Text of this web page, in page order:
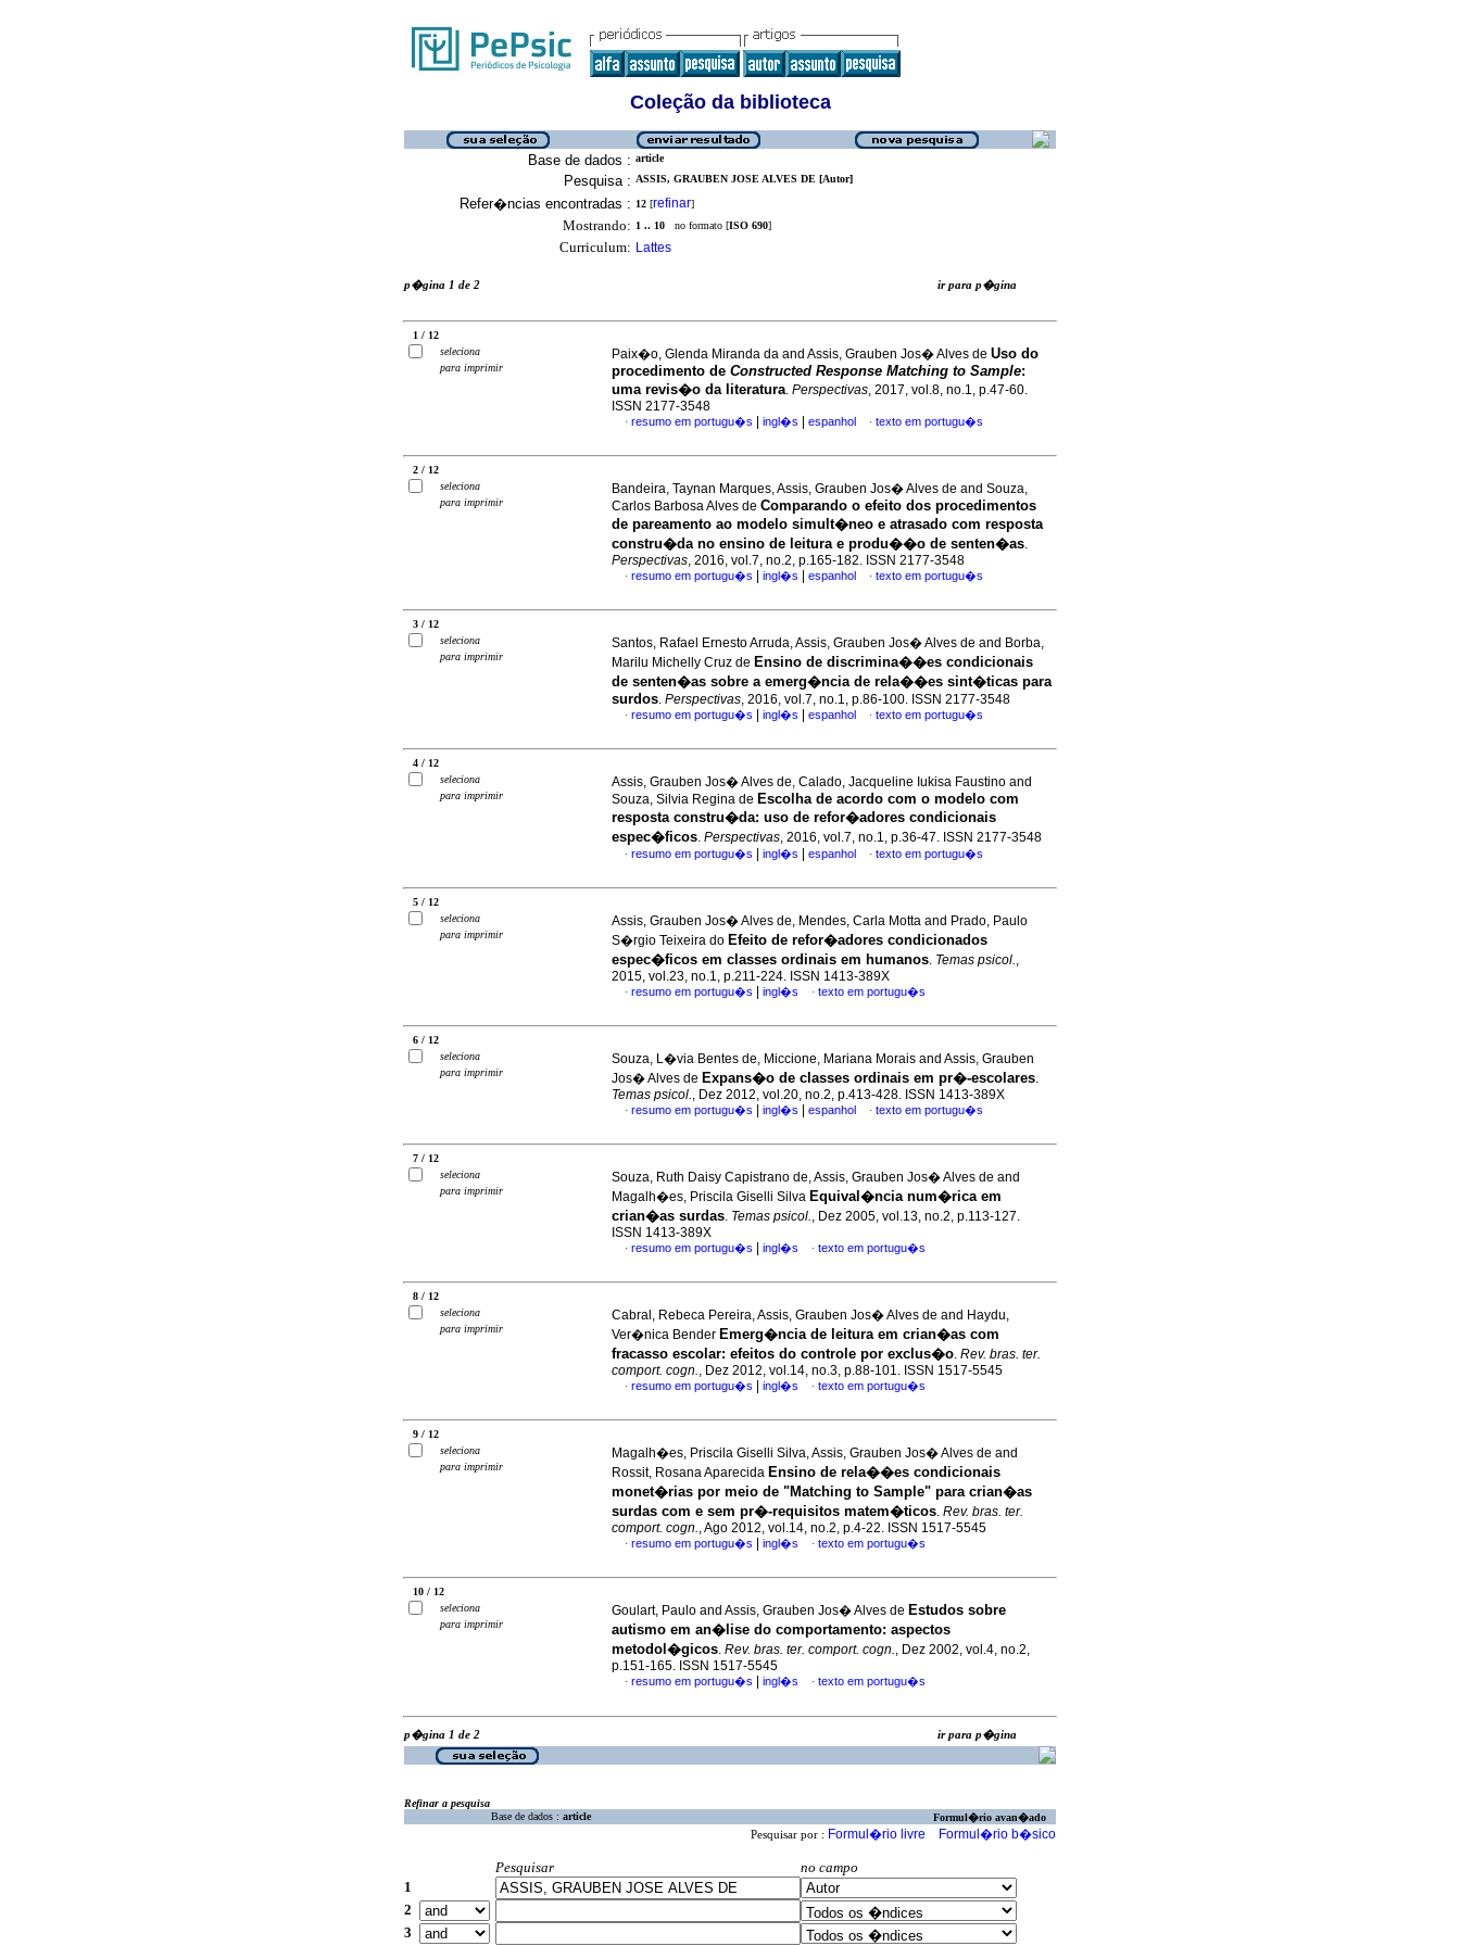
Coleção da biblioteca
Base de dados : article
Pesquisa : ASSIS, GRAUBEN JOSE ALVES DE [Autor]
Refer�ncias encontradas : 12 [refinar]
Mostrando: 1 .. 10 no formato [ISO 690]
Curriculum: Lattes
p�gina 1 de 2 ir para p�gina
1 / 12
seleciona
para imprimir
Paix�o, Glenda Miranda da and Assis, Grauben Jos� Alves de Uso do
procedimento de Constructed Response Matching to Sample:
uma revis�o da literatura. Perspectivas, 2017, vol.8, no.1, p.47-60.
ISSN 2177-3548
· resumo em portugu�s ingl�s espanhol · texto em portugu�s
2 / 12
seleciona
para imprimir
Bandeira, Taynan Marques, Assis, Grauben Jos� Alves de and Souza,
Carlos Barbosa Alves de Comparando o efeito dos procedimentos
de pareamento ao modelo simult�neo e atrasado com resposta
constru�da no ensino de leitura e produ��o de senten�as.
Perspectivas, 2016, vol.7, no.2, p.165-182. ISSN 2177-3548
· resumo em portugu�s ingl�s espanhol · texto em portugu�s
3 / 12
seleciona
para imprimir
Santos, Rafael Ernesto Arruda, Assis, Grauben Jos� Alves de and Borba,
Marilu Michelly Cruz de Ensino de discrimina��es condicionais
de senten�as sobre a emerg�ncia de rela��es sint�ticas para
surdos. Perspectivas, 2016, vol.7, no.1, p.86-100. ISSN 2177-3548
· resumo em portugu�s ingl�s espanhol · texto em portugu�s
4 / 12
seleciona
para imprimir
Assis, Grauben Jos� Alves de, Calado, Jacqueline Iukisa Faustino and
Souza, Silvia Regina de Escolha de acordo com o modelo com
resposta constru�da: uso de refor�adores condicionais
espec�ficos. Perspectivas, 2016, vol.7, no.1, p.36-47. ISSN 2177-3548
· resumo em portugu�s ingl�s espanhol · texto em portugu�s
5 / 12
seleciona
para imprimir
Assis, Grauben Jos� Alves de, Mendes, Carla Motta and Prado, Paulo
S�rgio Teixeira do Efeito de refor�adores condicionados
espec�ficos em classes ordinais em humanos. Temas psicol.,
2015, vol.23, no.1, p.211-224. ISSN 1413-389X
· resumo em portugu�s ingl�s · texto em portugu�s
6 / 12
seleciona
para imprimir
Souza, L�via Bentes de, Miccione, Mariana Morais and Assis, Grauben
Jos� Alves de Expans�o de classes ordinais em pr�-escolares.
Temas psicol., Dez 2012, vol.20, no.2, p.413-428. ISSN 1413-389X
· resumo em portugu�s ingl�s espanhol · texto em portugu�s
7 / 12
seleciona
para imprimir
Souza, Ruth Daisy Capistrano de, Assis, Grauben Jos� Alves de and
Magalh�es, Priscila Giselli Silva Equival�ncia num�rica em
crian�as surdas. Temas psicol., Dez 2005, vol.13, no.2, p.113-127.
ISSN 1413-389X
· resumo em portugu�s ingl�s · texto em portugu�s
8 / 12
seleciona
para imprimir
Cabral, Rebeca Pereira, Assis, Grauben Jos� Alves de and Haydu,
Ver�nica Bender Emerg�ncia de leitura em crian�as com
fracasso escolar: efeitos do controle por exclus�o. Rev. bras. ter.
comport. cogn., Dez 2012, vol.14, no.3, p.88-101. ISSN 1517-5545
· resumo em portugu�s ingl�s · texto em portugu�s
9 / 12
seleciona
para imprimir
Magalh�es, Priscila Giselli Silva, Assis, Grauben Jos� Alves de and
Rossit, Rosana Aparecida Ensino de rela��es condicionais
monet�rias por meio de "Matching to Sample" para crian�as
surdas com e sem pr�-requisitos matem�ticos. Rev. bras. ter.
comport. cogn., Ago 2012, vol.14, no.2, p.4-22. ISSN 1517-5545
· resumo em portugu�s ingl�s · texto em portugu�s
10 / 12
seleciona
para imprimir
Goulart, Paulo and Assis, Grauben Jos� Alves de Estudos sobre
autismo em an�lise do comportamento: aspectos
metodol�gicos. Rev. bras. ter. comport. cogn., Dez 2002, vol.4, no.2,
p.151-165. ISSN 1517-5545
· resumo em portugu�s ingl�s · texto em portugu�s
p�gina 1 de 2 ir para p�gina
Refinar a pesquisa
Base de dados : article Formul�rio avan�ado
Pesquisar por : Formul�rio livre Formul�rio b�sico
Pesquisar
no campo
1
2
3